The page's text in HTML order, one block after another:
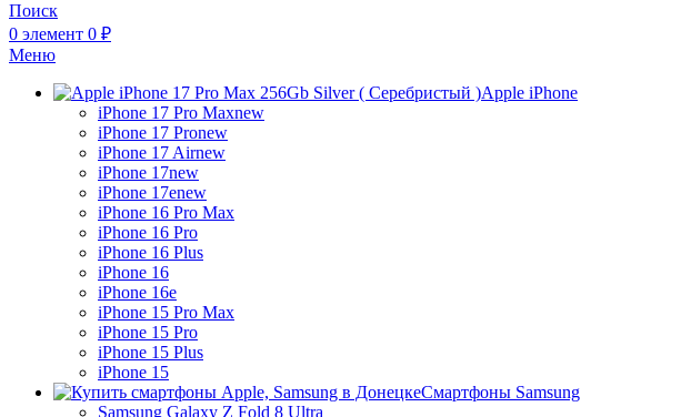
Поиск
0 элемент 0 ₽
Меню
Apple iPhone
iPhone 17 Pro Maxnew
iPhone 17 Pronew
iPhone 17 Airnew
iPhone 17new
iPhone 17enew
iPhone 16 Pro Max
iPhone 16 Pro
iPhone 16 Plus
iPhone 16
iPhone 16e
iPhone 15 Pro Max
iPhone 15 Pro
iPhone 15 Plus
iPhone 15
Смартфоны Samsung
Samsung Galaxy Z Fold 8 Ultra